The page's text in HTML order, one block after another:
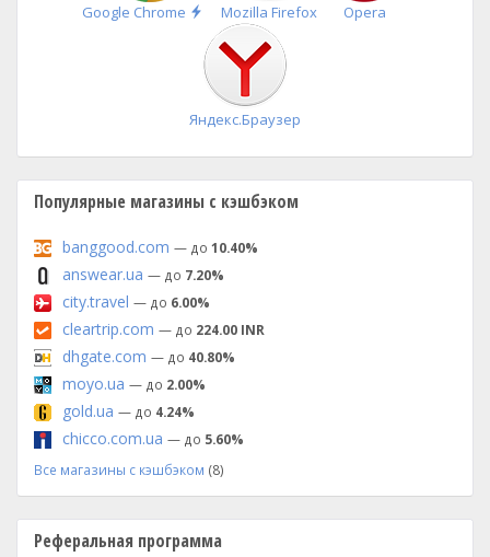
Google Chrome
Быстрая
установка
Mozilla Firefox Opera
Яндекс.Браузер
Популярные магазины с кэшбэком
banggood.com — до 10.40%
answear.ua — до 7.20%
city.travel — до 6.00%
cleartrip.com — до 224.00 INR
dhgate.com — до 40.80%
moyo.ua — до 2.00%
gold.ua — до 4.24%
chicco.com.ua — до 5.60%
Все магазины с кэшбэком (8)
Реферальная программа